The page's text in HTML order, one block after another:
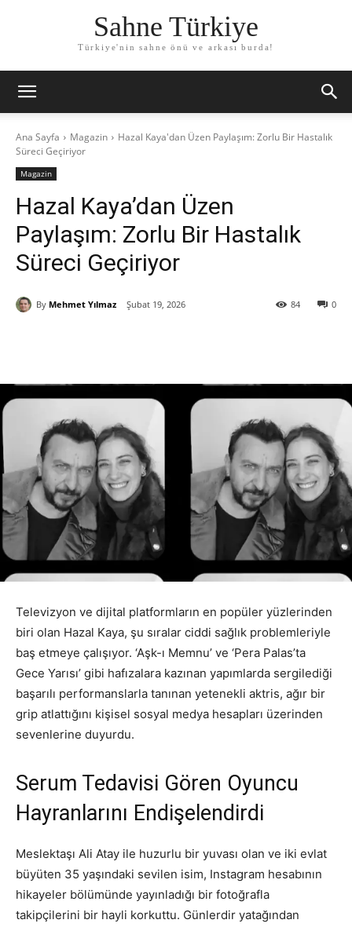
Sahne Türkiye
Türkiye'nin sahne önü ve arkası burda!
Ana Sayfa Magazin
Hazal Kaya'dan Üzen Paylaşım: Zorlu Bir Hastalık
Süreci Geçiriyor
Magazin
Hazal Kaya’dan Üzen
Paylaşım: Zorlu Bir Hastalık
Süreci Geçiriyor
By Mehmet Yılmaz Şubat 19, 2026 0
84
Televizyon ve dijital platformların en popüler yüzlerinden
biri olan Hazal Kaya, şu sıralar ciddi sağlık problemleriyle
baş etmeye çalışıyor. ‘Aşk-ı Memnu’ ve ‘Pera Palas’ta
Gece Yarısı’ gibi hafızalara kazınan yapımlarda sergilediği
başarılı performanslarla tanınan yetenekli aktris, ağır bir
grip atlattığını kişisel sosyal medya hesapları üzerinden
sevenlerine duyurdu.
Serum Tedavisi Gören Oyuncu
Hayranlarını Endişelendirdi
Meslektaşı Ali Atay ile huzurlu bir yuvası olan ve iki evlat
büyüten 35 yaşındaki sevilen isim, Instagram hesabının
hikayeler bölümünde yayınladığı bir fotoğrafla
takipçilerini bir hayli korkuttu. Günlerdir yatağından